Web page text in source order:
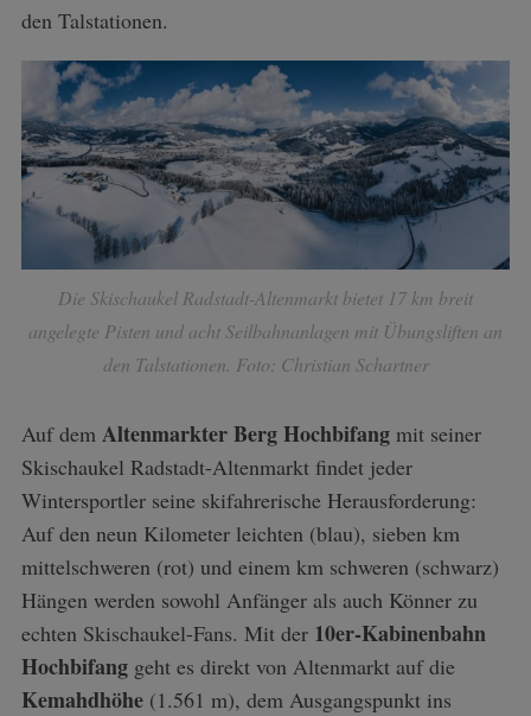
den Talstationen.
Die Skischaukel Radstadt-Altenmarkt bietet 17 km breit
angelegte Pisten und acht Seilbahnanlagen mit Übungsliften an
den Talstationen. Foto: Christian Schartner
Auf dem Altenmarkter Berg Hochbifangmit seiner
Skischaukel Radstadt-Altenmarkt findet jeder
Wintersportler seine skifahrerische Herausforderung:
Auf den neun Kilometer leichten (blau), sieben km
mittelschweren (rot) und einem km schweren (schwarz)
Hängen werden sowohl Anfänger als auch Könner zu
echten Skischaukel-Fans. Mit der 10er-Kabinenbahn
Hochbifanggeht es direkt von Altenmarkt auf die
Kemahdhöhe(1.561 m), dem Ausgangspunkt ins